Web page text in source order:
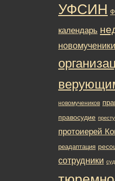
УФСИН
календарь
новомученики
новомучеников
правосудие
протоиерей
реадаптация
сотрудники суд